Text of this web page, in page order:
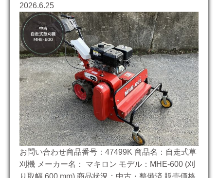
2026.6.25
お問い合わせ商品番号：47499K 商品名：自走式草
刈機 メーカー名： マキロン モデル：MHE-600 (刈
り取幅 600 mm) 商品状況：中古・整備済 販売価格